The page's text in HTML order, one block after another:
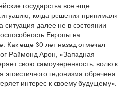
государства все еще
когда решения принимали
ситуация далее не в состоянии
Европы на
Как еще 30 лет назад отмечал
Раймонд Арон, «Западная
свою самоуверенность, волю к
эгоистичного гедонизма обречена
интерес к своему будущему».